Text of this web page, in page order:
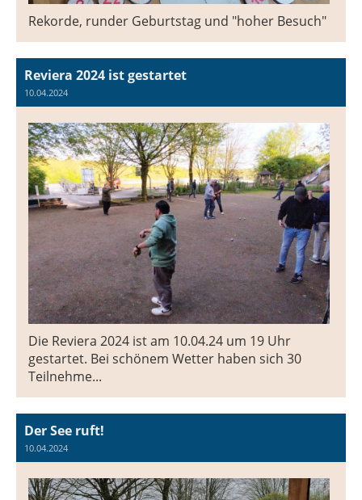
Rekorde, runder Geburtstag und "hoher Besuch"
Reviera 2024 ist gestartet
10.04.2024
Die Reviera 2024 ist am 10.04.24 um 19 Uhr
gestartet. Bei schönem Wetter haben sich 30
Teilnehme...
Der See ruft!
10.04.2024